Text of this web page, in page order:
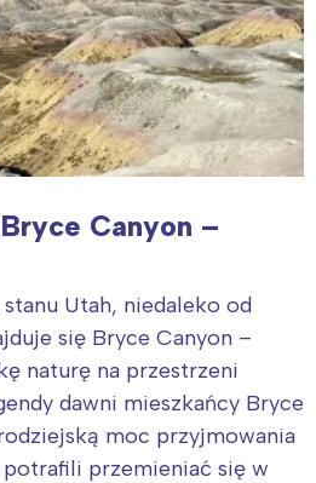
Canyon –
Utah, niedaleko od
się Bryce Canyon –
naturę na przestrzeni
dawni mieszkańcy Bryce
moc przyjmowania
przemieniać się w
Południe
Północ
Wszystkie